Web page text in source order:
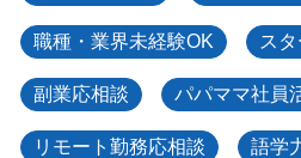
職種・業界未経験OK ス
副業応相談 パパママ社員
リモート勤務応相談 語学